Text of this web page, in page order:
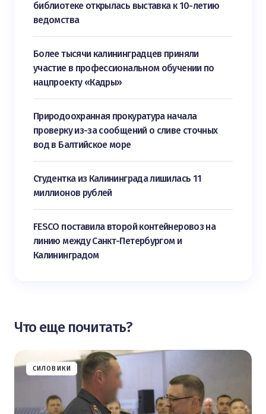
библиотеке открылась выставка к 10-летию
ведомства
Более тысячи калининградцев приняли
участие в профессиональном обучении по
нацпроекту «Кадры»
Природоохранная прокуратура начала
проверку из-за сообщений о сливе сточных
вод в Балтийское море
Студентка из Калининграда лишилась 11
миллионов рублей
FESCO поставила второй контейнеровоз на
линию между Санкт-Петербургом и
Калининградом
Что еще почитать?
СИЛОВИКИ